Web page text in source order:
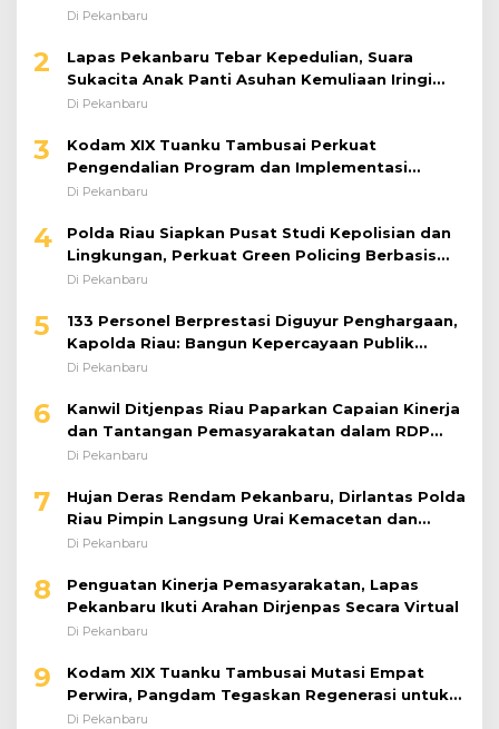
Di Pekanbaru
2
Lapas Pekanbaru Tebar Kepedulian, Suara
Sukacita Anak Panti Asuhan Kemuliaan Iringi
Bantuan Sosial
Di Pekanbaru
3
Kodam XIX Tuanku Tambusai Perkuat
Pengendalian Program dan Implementasi
Doktrin TNI AD
Di Pekanbaru
4
Polda Riau Siapkan Pusat Studi Kepolisian dan
Lingkungan, Perkuat Green Policing Berbasis
Riset
Di Pekanbaru
5
133 Personel Berprestasi Diguyur Penghargaan,
Kapolda Riau: Bangun Kepercayaan Publik
dengan Karya Nyata
Di Pekanbaru
6
Kanwil Ditjenpas Riau Paparkan Capaian Kinerja
dan Tantangan Pemasyarakatan dalam RDP
Bersama Komisi XIII DPR RI
Di Pekanbaru
7
Hujan Deras Rendam Pekanbaru, Dirlantas Polda
Riau Pimpin Langsung Urai Kemacetan dan
Bantu Pengendara
Di Pekanbaru
8
Penguatan Kinerja Pemasyarakatan, Lapas
Pekanbaru Ikuti Arahan Dirjenpas Secara Virtual
Di Pekanbaru
9
Kodam XIX Tuanku Tambusai Mutasi Empat
Perwira, Pangdam Tegaskan Regenerasi untuk
Perkuat Kinerja Satuan
Di Pekanbaru